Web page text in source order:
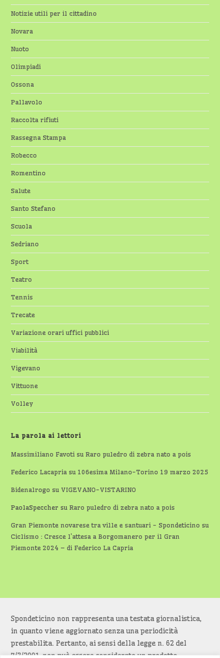
Notizie utili per il cittadino
Novara
Nuoto
Olimpiadi
Ossona
Pallavolo
Raccolta rifiuti
Rassegna Stampa
Robecco
Romentino
Salute
Santo Stefano
Scuola
Sedriano
Sport
Teatro
Tennis
Trecate
Variazione orari uffici pubblici
Viabilità
Vigevano
Vittuone
Volley
La parola ai lettori
Massimiliano Favoti suRaro puledro di zebra nato a pois
Federico Lacapria su 106esima Milano-Torino 19 marzo 2025
Bidenalrogo su VIGEVANO-VISTARINO
PaolaSpeccher suRaro puledro di zebra nato a pois
Gran Piemonte novarese tra ville e santuari - Spondeticino su
Ciclismo : Cresce l’attesa a Borgomanero per il Gran
Piemonte 2024 – di Federico La Capria
Spondeticino non rappresenta una testata giornalistica,
in quanto viene aggiornato senza una periodicità
prestabilita. Pertanto, ai sensi della legge n. 62 del
7/3/2001, non può essere considerato un prodotto